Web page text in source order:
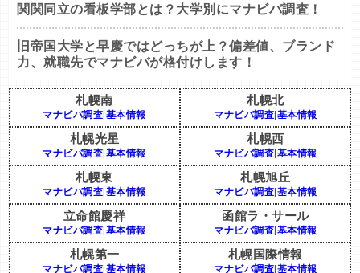
関関同立の看板学部とは？大学別にマナビバ調査！
旧帝国大学と早慶ではどっちが上？偏差値、ブランド
力、就職先でマナビバが格付けします！
札幌南
マナビバ調査 基本情報
札幌北
マナビバ調査 基本情報
札幌光星
マナビバ調査 基本情報
札幌西
マナビバ調査 基本情報
札幌東
マナビバ調査 基本情報
札幌旭丘
マナビバ調査 基本情報
立命館慶祥
マナビバ調査 基本情報
函館ラ・サール
マナビバ調査 基本情報
札幌第一
マナビバ調査 基本情報
札幌国際情報
マナビバ調査 基本情報